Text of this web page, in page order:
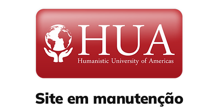
Site em manutenção